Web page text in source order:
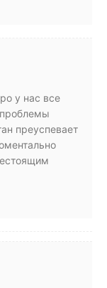
у нас все
преуспевает